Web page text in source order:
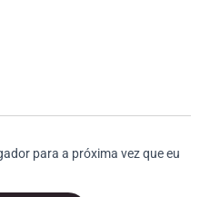
para a próxima vez que eu